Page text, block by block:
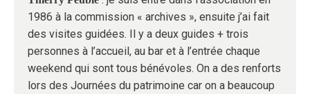
1986 à la commission « archives », ensuite j’ai fait
des visites guidées. Il y a deux guides + trois
personnes à l’accueil, au bar et à l’entrée chaque
weekend qui sont tous bénévoles. On a des renforts
lors des Journées du patrimoine car on a beaucoup